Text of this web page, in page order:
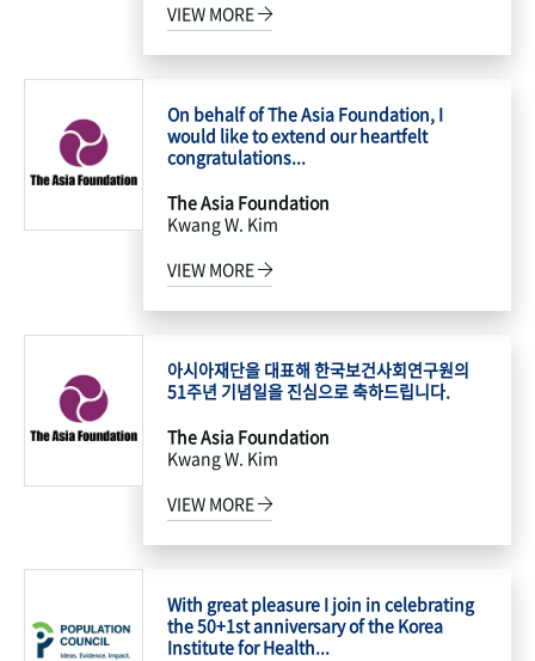
VIEW MORE
On behalf of The Asia Foundation, I
would like to extend our heartfelt
congratulations...
The Asia Foundation
Kwang W. Kim
VIEW MORE
아시아재단을 대표해 한국보건사회연구원의
51주년 기념일을 진심으로 축하드립니다.
The Asia Foundation
Kwang W. Kim
VIEW MORE
With great pleasure I join in celebrating
the 50+1st anniversary of the Korea
Institute for Health...